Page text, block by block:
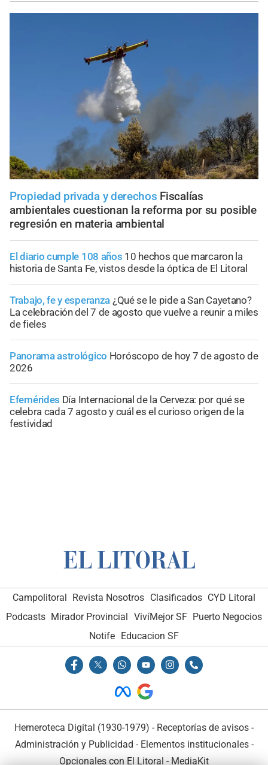
Propiedad privada y derechos Fiscalías
ambientales cuestionan la reforma por su posible
regresión en materia ambiental
El diario cumple 108 años 10 hechos que marcaron la
historia de Santa Fe, vistos desde la óptica de El Litoral
Trabajo, fe y esperanza ¿Qué se le pide a San Cayetano?
La celebración del 7 de agosto que vuelve a reunir a miles
de fieles
Panorama astrológico Horóscopo de hoy 7 de agosto de
2026
Efemérides Día Internacional de la Cerveza: por qué se
celebra cada 7 agosto y cuál es el curioso origen de la
festividad
Campolitoral Revista Nosotros Clasificados CYD Litoral
Podcasts Mirador Provincial VivíMejor SF Puerto Negocios
Notife Educacion SF
Hemeroteca Digital (1930-1979) - Receptorías de avisos -
Administración y Publicidad - Elementos institucionales-
Opcionales con El Litoral - MediaKit